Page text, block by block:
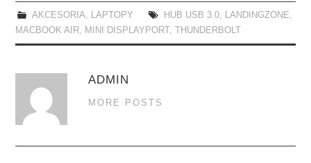
AKCESORIA, LAPTOPY HUB USB 3.0, LANDINGZONE,
MACBOOK AIR, MINI DISPLAYPORT , THUNDERBOLT
ADMIN
MORE POSTS